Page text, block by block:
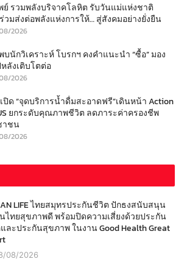
ย์ รวมพลังบริจาคโลหิต รับวันแม่แห่งชาติ
วมส่งต่อพลังแห่งการให้… สู่สังคมอย่างยั่งยืน
2026
บนักวิเคราะห์ โบรกฯ คงคำแนะนำ “ซื้อ” มอง
ลังเติบโตต่อ
2026
ปิด “จุดบริการน้ำดื่มสะอาดฟรี”เดินหน้า Action
ยกระดับคุณภาพชีวิต ลดภาระค่าครองชีพ
าชน
2026
LIFE ไทยสมุทรประกันชีวิต ปักธงสนับสนุน
ไทยสุขภาพดี พร้อมปิดความเสี่ยงด้วยประกัน
ละประกันสุขภาพ ในงาน Good Health Great
08/2026